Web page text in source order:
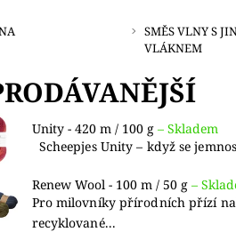
SMĚS VLNY S
VLÁKNEM
Unity - 420 m / 100 g – Skladem
Scheepjes Unity – když se
Renew Wool - 100 m / 50 g –
Pro milovníky přírodních přízí
recyklované...